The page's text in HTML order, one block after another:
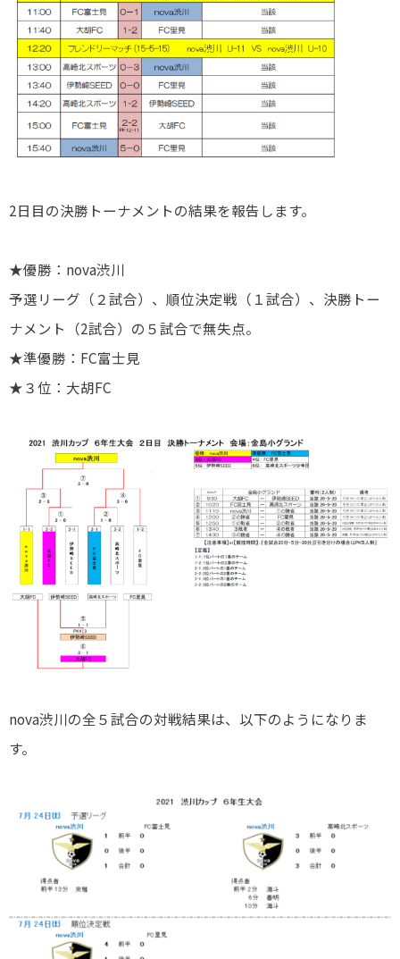
2日目の決勝トーナメントの結果を報告します。
★優勝：nova渋川
予選リーグ（２試合）、順位決定戦（１試合）、決勝トー
ナメント（2試合）の５試合で無失点。
★準優勝：FC富士見
★３位：大胡FC
nova渋川の全５試合の対戦結果は、以下のようになりま
す。